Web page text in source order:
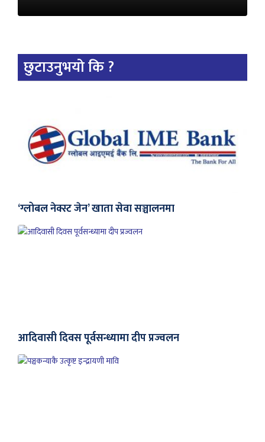
छुटाउनुभयो कि ?
‘ग्लोबल नेक्स्ट जेन’ खाता सेवा सञ्चालनमा
आदिवासी दिवस पूर्वसन्ध्यामा दीप प्रज्वलन